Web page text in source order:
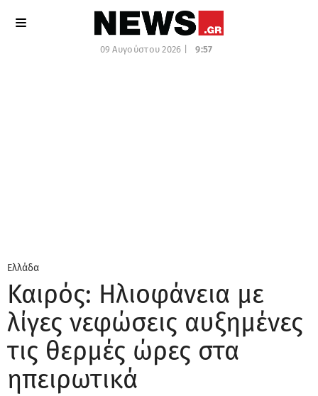
09 Αυγούστου 2026 | 9:57
Ελλάδα
Καιρός: Ηλιοφάνεια με
λίγες νεφώσεις αυξημένες
τις θερμές ώρες στα
ηπειρωτικά